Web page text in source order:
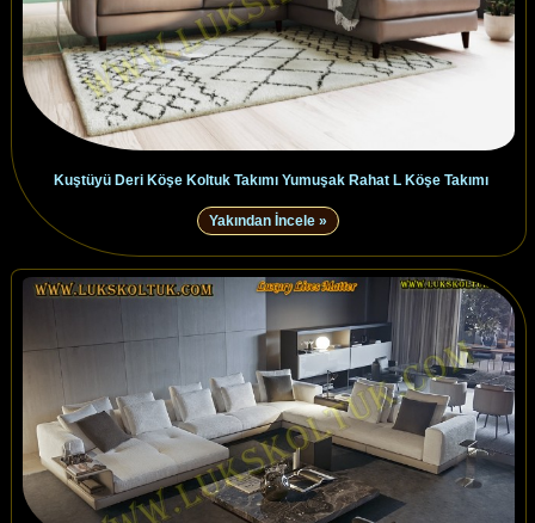
Kuştüyü Deri Köşe Koltuk Takımı Yumuşak Rahat L Köşe Takımı
Yakından İncele »